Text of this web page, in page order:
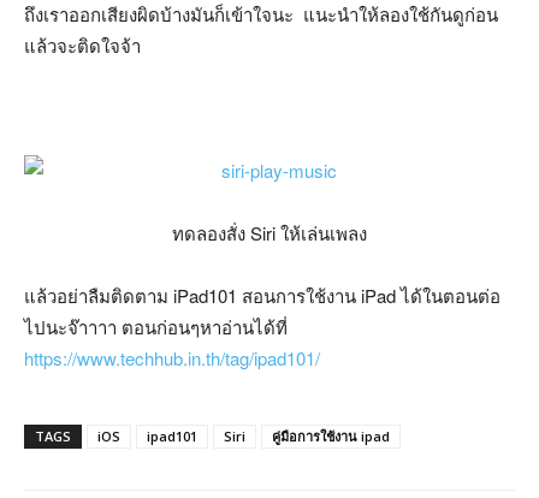
ถึงเราออกเสียงผิดบ้างมันก็เข้าใจนะ แนะนำให้ลองใช้กันดูก่อน
แล้วจะติดใจจ้า
ทดลองสั่ง Siri ให้เล่นเพลง
แล้วอย่าลืมติดตาม iPad101 สอนการใช้งาน iPad ได้ในตอนต่อ
ไปนะจ๊าาาา ตอนก่อนๆหาอ่านได้ที่
https://www.techhub.in.th/tag/ipad101/
TAGS iOS ipad101 Siri คู่มือการใช้งาน ipad